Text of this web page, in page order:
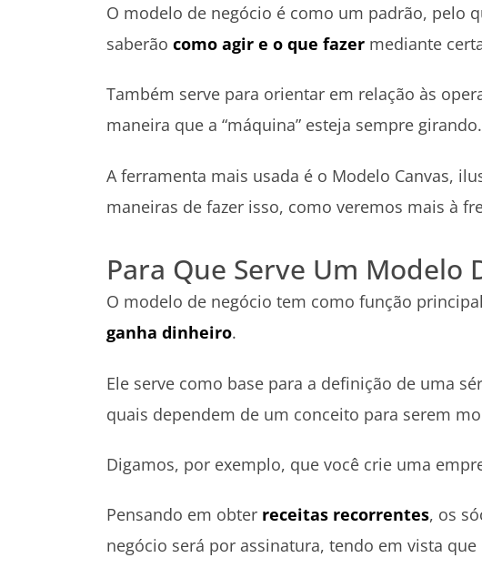
O modelo de negócio é como um padrão, pelo
saberão como agir e o que fazer mediante
Também serve para orientar em relação às
maneira que a “máquina” esteja sempre girando.
A ferramenta mais usada é o Modelo Canvas,
maneiras de fazer isso, como veremos mais à
Para Que Serve Um Modelo
O modelo de negócio tem como função principal
ganha dinheiro.
Ele serve como base para a definição de uma
quais dependem de um conceito para serem
Digamos, por exemplo, que você crie uma
Pensando em obter receitas recorrentes, os
negócio será por assinatura, tendo em vista